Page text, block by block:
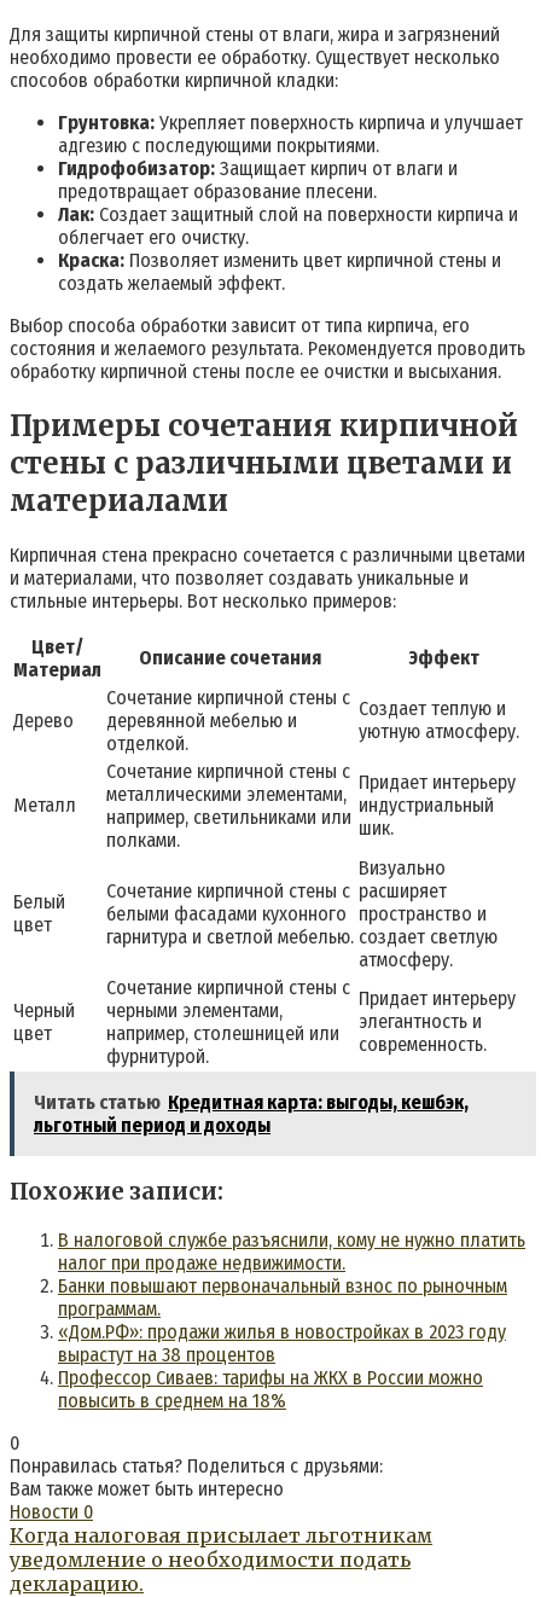
Для защиты кирпичной стены от влаги, жира и загрязнений
необходимо провести ее обработку. Существует несколько
способов обработки кирпичной кладки:
Грунтовка: Укрепляет поверхность кирпича и улучшает
адгезию с последующими покрытиями.
Гидрофобизатор: Защищает кирпич от влаги и
предотвращает образование плесени.
Лак: Создает защитный слой на поверхности кирпича и
облегчает его очистку.
Краска: Позволяет изменить цвет кирпичной стены и
создать желаемый эффект.
Выбор способа обработки зависит от типа кирпича, его
состояния и желаемого результата. Рекомендуется проводить
обработку кирпичной стены после ее очистки и высыхания.
Примеры сочетания кирпичной
стены с различными цветами и
материалами
Кирпичная стена прекрасно сочетается с различными цветами
и материалами, что позволяет создавать уникальные и
стильные интерьеры. Вот несколько примеров:
Цвет/
Материал
Описание сочетания Эффект
Дерево
Сочетание кирпичной стены с
деревянной мебелью и
отделкой.
Создает теплую и
уютную атмосферу.
Металл
Сочетание кирпичной стены с
металлическими элементами,
например, светильниками или
полками.
Придает интерьеру
индустриальный
шик.
Белый
цвет
Сочетание кирпичной стены с
белыми фасадами кухонного
гарнитура и светлой мебелью.
Визуально
расширяет
пространство и
создает светлую
атмосферу.
Черный
цвет
Сочетание кирпичной стены с
черными элементами,
например, столешницей или
фурнитурой.
Придает интерьеру
элегантность и
современность.
Читать статью Кредитная карта: выгоды, кешбэк,
льготный период и доходы
Похожие записи:
В налоговой службе разъяснили, кому не нужно платить
налог при продаже недвижимости.
Банки повышают первоначальный взнос по рыночным
программам.
«Дом.РФ»: продажи жилья в новостройках в 2023 году
вырастут на 38 процентов
Профессор Сиваев: тарифы на ЖКХ в России можно
повысить в среднем на 18%
0
Понравилась статья? Поделиться с друзьями:
Вам также может быть интересно
Новости 0
Когда налоговая присылает льготникам
уведомление о необходимости подать
декларацию.